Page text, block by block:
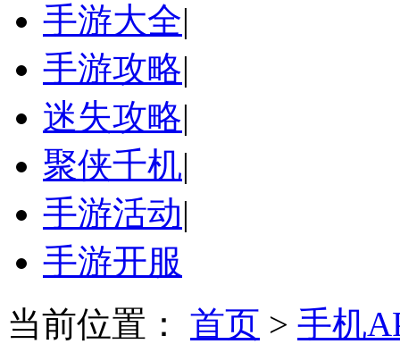
手游大全|
手游攻略|
迷失攻略|
聚侠千机|
手游活动|
手游开服
当前位置： 首页 > 手机